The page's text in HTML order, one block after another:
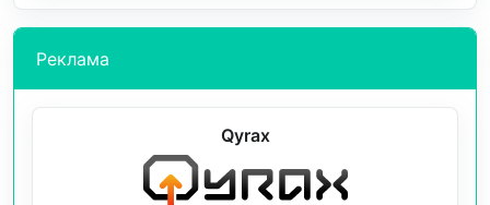
Реклама
Qyrax